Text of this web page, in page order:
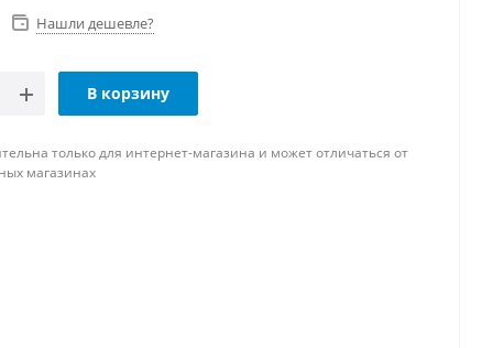
Нашли дешевле?
В корзину
только для интернет-магазина и может отличаться от
магазинах